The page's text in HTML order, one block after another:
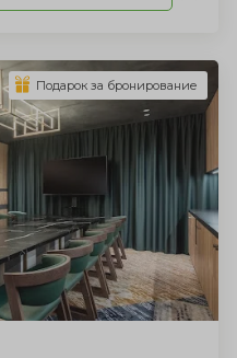
Подарок за бронирование